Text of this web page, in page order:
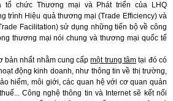
tổ chức Thương mại và Phát triển của LHQ
trình Hiệu quả thương mại (Trade Efficiency) và
Facilitation) sử dụng những tiến bộ về công
thương mại nói chung và thương mại quốc tế
bản nhất nhằm cung cấpmột trung tâm tại đó có
động kinh doanh, như thông tin về thị trường,
hiểm, môi giới, các quan hệ với cơ quan quản
Công nghệ thông tin và Internet sẽ kết nối